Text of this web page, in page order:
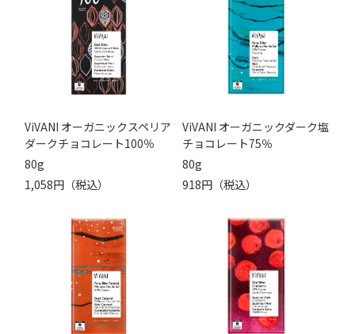
ViVANI オーガニックスペリア
ダークチョコレート100％
80g
1,058円（税込）
ViVANI オーガニックダーク塩
チョコレート75％
80g
918円（税込）